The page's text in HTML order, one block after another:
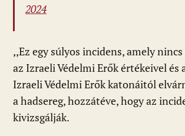
2024
,,Ez egy súlyos incidens, amely
az Izraeli Védelmi Erők értékeivel és
Izraeli Védelmi Erők katonáitól
a hadsereg, hozzátéve, hogy az
kivizsgálják.